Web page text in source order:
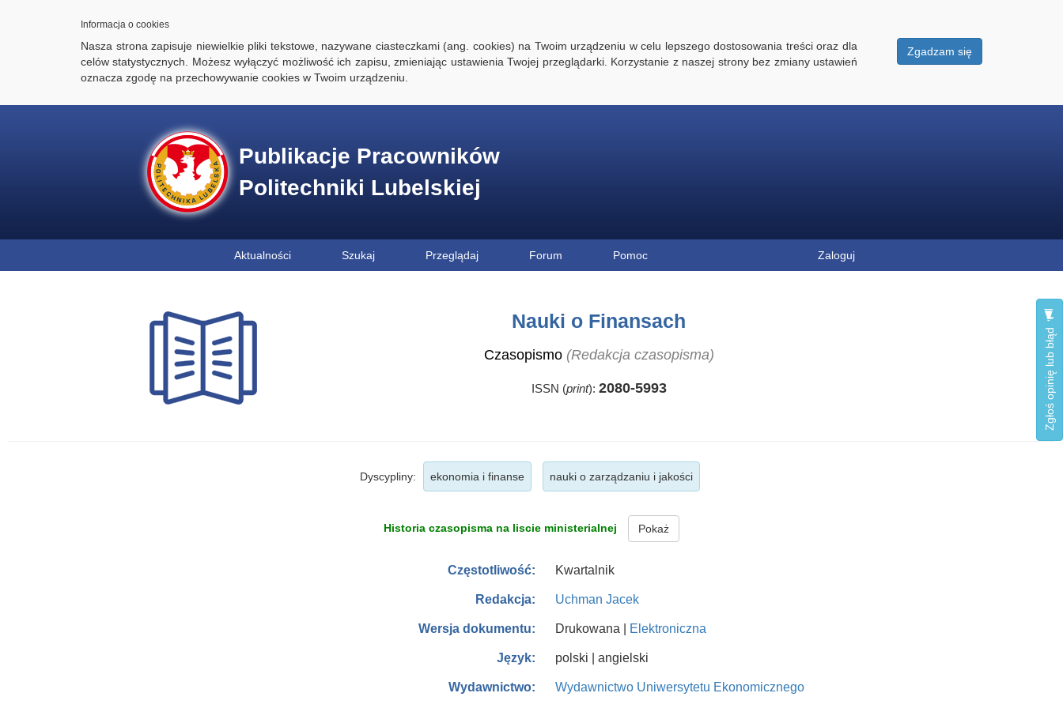
Informacja o cookies
Zgadzam się
Nasza strona zapisuje niewielkie pliki tekstowe, nazywane ciasteczkami (ang. cookies) na Twoim urządzeniu w celu lepszego dostosowania treści oraz dla
celów statystycznych. Możesz wyłączyć możliwość ich zapisu, zmieniając ustawienia Twojej przeglądarki. Korzystanie z naszej strony bez zmiany ustawień
oznacza zgodę na przechowywanie cookies w Twoim urządzeniu.
Publikacje Pracowników
Politechniki Lubelskiej
Aktualności Szukaj Przeglądaj Forum Pomoc Zaloguj
Zgłoś opinię lub błąd
Nauki o Finansach
Czasopismo(Redakcja czasopisma)
ISSN (print): 2080-5993
Dyscypliny: ekonomia i finanse nauki o zarządzaniu i jakości
Historia czasopisma na liscie ministerialnej Pokaż
Częstotliwość: Kwartalnik
Redakcja: Uchman Jacek
Wersja dokumentu: Drukowana | Elektroniczna
Język: polski | angielski
Wydawnictwo: Wydawnictwo Uniwersytetu Ekonomicznego